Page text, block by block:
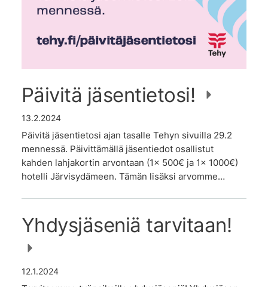
Päivitä jäsentietosi!
13.2.2024
Päivitä jäsentietosi ajan tasalle Tehyn sivuilla 29.2
mennessä. Päivittämällä jäsentiedot osallistut
kahden lahjakortin arvontaan (1x 500€ ja 1x 1000€)
hotelli Järvisydämeen. Tämän lisäksi arvomme…
Yhdysjäseniä tarvitaan!
12.1.2024